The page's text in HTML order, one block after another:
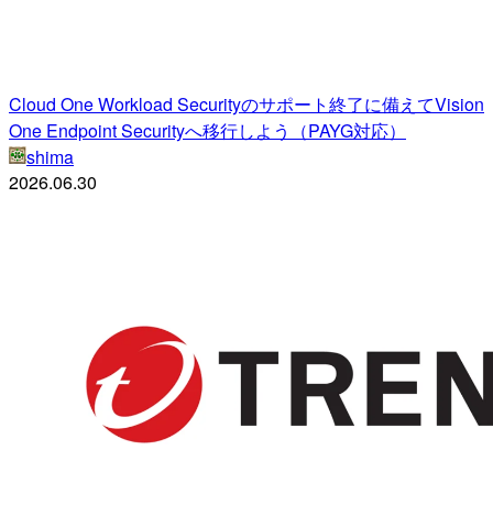
Cloud One Workload Securityのサポート終了に備えてVision
One Endpoint Securityへ移行しよう（PAYG対応）
shima
2026.06.30